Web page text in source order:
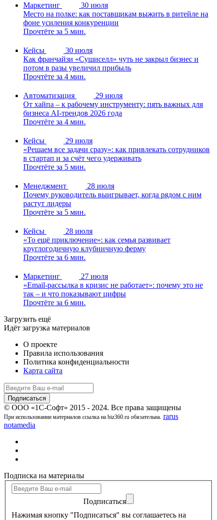
Маркетинг
30 июля
Место на полке: как поставщикам выжить в ритейле на
фоне усиления конкуренции
Прочтёте за 5 мин.
Кейсы
30 июля
Как франчайзи «Сушиселл» чуть не закрыл бизнес и
потом в разы увеличил прибыль
Прочтёте за 4 мин.
Автоматизация
29 июля
От хайпа – к рабочему инструменту: пять важных для
бизнеса AI-трендов 2026 года
Прочтёте за 4 мин.
Кейсы
29 июля
«Решаем все задачи сразу»: как привлекать сотрудников
в стартап и за счёт чего удерживать
Прочтёте за 5 мин.
Менеджмент
28 июля
Почему руководитель выигрывает, когда рядом с ним
растут лидеры
Прочтёте за 5 мин.
Кейсы
28 июля
«То ещё приключение»: как семья развивает
круглогодичную клубничную ферму
Прочтёте за 6 мин.
Маркетинг
27 июля
«Email-рассылка в кризис не работает»: почему это не
так – и что показывают цифры
Прочтёте за 6 мин.
Загрузить ещё
Идёт загрузка материалов
О проекте
Правила использования
Политика конфиденциальности
Карта сайта
© ООО «1С-Софт» 2015 - 2024. Все права защищены
При использовании материалов ссылка на biz360.ru обязательна. rarus
notamedia
Подписка на материалы
Подписаться
Нажимая кнопку "Подписаться" вы соглашаетесь на